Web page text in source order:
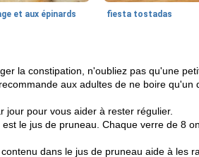
et aux épinards fiesta tostadas
la constipation, n'oubliez pas qu'une
aux adultes de ne boire
jour pour vous aider à rester régulier.
le jus de pruneau. Chaque verre de 8
dans le jus de pruneau aide à les